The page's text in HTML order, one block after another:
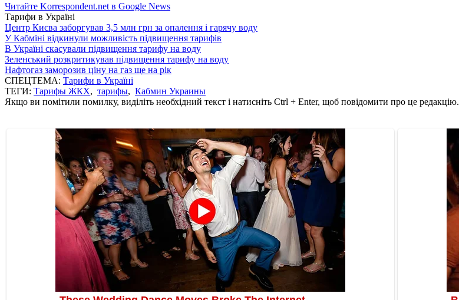
Читайте Korrespondent.net в Google News
Тарифи в Україні
Центр Києва заборгував 3,5 млн грн за опалення і гарячу воду
У Кабміні відкинули можливість підвищення тарифів
В Україні скасували підвищення тарифу на воду
Зеленський розкритикував підвищення тарифу на воду
Нафтогаз заморозив ціну на газ ще на рік
СПЕЦТЕМА: Тарифи в Україні
ТЕГИ: Тарифы ЖКХ, тарифы, Кабмин Украины
Якщо ви помітили помилку, виділіть необхідний текст і натисніть Ctrl + Enter, щоб повідомити про це редакцію.